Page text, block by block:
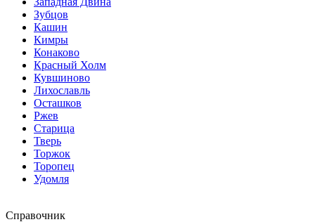
Зубцов
Кашин
Кимры
Конаково
Красный Холм
Кувшиново
Лихославль
Осташков
Ржев
Старица
Тверь
Торжок
Торопец
Удомля
Справочник